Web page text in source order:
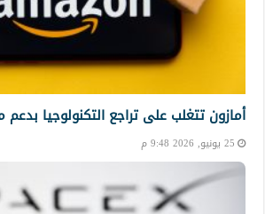
أمازون تتغلب على تراجع التكنولوجيا
25 يونيو, 2026 9:48 م